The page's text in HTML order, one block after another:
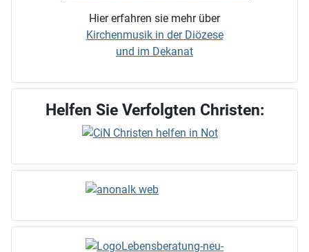
Hier erfahren sie mehr über
Kirchenmusik in der Diözese
und im Dekanat
Helfen Sie Verfolgten Christen: